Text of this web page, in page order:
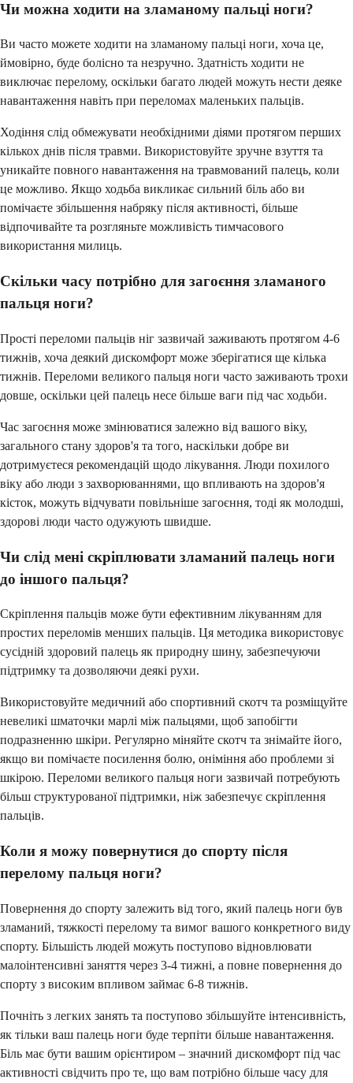
Чи можна ходити на зламаному пальці ноги?
Ви часто можете ходити на зламаному пальці ноги, хоча це,
ймовірно, буде болісно та незручно. Здатність ходити не
виключає перелому, оскільки багато людей можуть нести деяке
навантаження навіть при переломах маленьких пальців.
Ходіння слід обмежувати необхідними діями протягом перших
кількох днів після травми. Використовуйте зручне взуття та
уникайте повного навантаження на травмований палець, коли
це можливо. Якщо ходьба викликає сильний біль або ви
помічаєте збільшення набряку після активності, більше
відпочивайте та розгляньте можливість тимчасового
використання милиць.
Скільки часу потрібно для загоєння зламаного
пальця ноги?
Прості переломи пальців ніг зазвичай заживають протягом 4-6
тижнів, хоча деякий дискомфорт може зберігатися ще кілька
тижнів. Переломи великого пальця ноги часто заживають трохи
довше, оскільки цей палець несе більше ваги під час ходьби.
Час загоєння може змінюватися залежно від вашого віку,
загального стану здоров'я та того, наскільки добре ви
дотримуєтеся рекомендацій щодо лікування. Люди похилого
віку або люди з захворюваннями, що впливають на здоров'я
кісток, можуть відчувати повільніше загоєння, тоді як молодші,
здорові люди часто одужують швидше.
Чи слід мені скріплювати зламаний палець ноги
до іншого пальця?
Скріплення пальців може бути ефективним лікуванням для
простих переломів менших пальців. Ця методика використовує
сусідній здоровий палець як природну шину, забезпечуючи
підтримку та дозволяючи деякі рухи.
Використовуйте медичний або спортивний скотч та розміщуйте
невеликі шматочки марлі між пальцями, щоб запобігти
подразненню шкіри. Регулярно міняйте скотч та знімайте його,
якщо ви помічаєте посилення болю, оніміння або проблеми зі
шкірою. Переломи великого пальця ноги зазвичай потребують
більш структурованої підтримки, ніж забезпечує скріплення
пальців.
Коли я можу повернутися до спорту після
перелому пальця ноги?
Повернення до спорту залежить від того, який палець ноги був
зламаний, тяжкості перелому та вимог вашого конкретного виду
спорту. Більшість людей можуть поступово відновлювати
малоінтенсивні заняття через 3-4 тижні, а повне повернення до
спорту з високим впливом займає 6-8 тижнів.
Почніть з легких занять та поступово збільшуйте інтенсивність,
як тільки ваш палець ноги буде терпіти більше навантаження.
Біль має бути вашим орієнтиром – значний дискомфорт під час
активності свідчить про те, що вам потрібно більше часу для